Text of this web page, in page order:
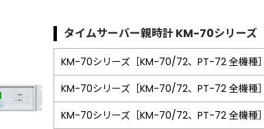
タイムサーバー親時計 KM-70シリーズ
KM-70シリーズ［KM-70/72、PT-72 全機種］
KM-70シリーズ［KM-70/72、PT-72 全機種］
KM-70シリーズ［KM-70/72、PT-72 全機種］